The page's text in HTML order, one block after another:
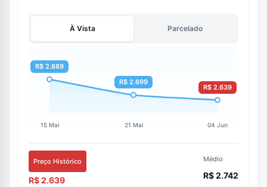
À Vista Parcelado
Preço Histórico
R$ 2.639
Médio
R$ 2.742